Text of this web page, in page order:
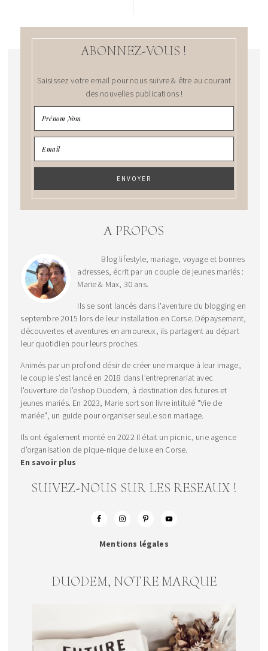
ABONNEZ-VOUS !
Saisissez votre email pour nous suivre & être au courant
des nouvelles publications !
A PROPOS
Blog lifestyle, mariage, voyage et bonnes
adresses, écrit par un couple de jeunes mariés :
Marie & Max, 30 ans.
Ils se sont lancés dans l'aventure du blogging en
septembre 2015 lors de leur installation en Corse. Dépaysement,
découvertes et aventures en amoureux, ils partagent au départ
leur quotidien pour leurs proches.
Animés par un profond désir de créer une marque à leur image,
le couple s’est lancé en 2018 dans l’entreprenariat avec
l'ouverture de l'eshop Duodem, à destination des futures et
jeunes mariés. En 2023, Marie sort son livre intitulé "Vie de
mariée", un guide pour organiser seul.e son mariage.
Ils ont également monté en 2022 Il était un picnic, une agence
d'organisation de pique-nique de luxe en Corse.
En savoir plus
SUIVEZ-NOUS SUR LES RESEAUX !
Mentions légales
DUODEM, NOTRE MARQUE